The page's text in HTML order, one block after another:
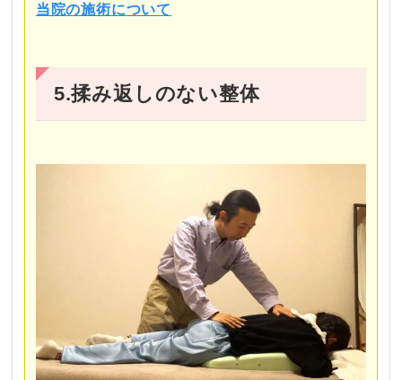
当院の施術について
5.揉み返しのない整体